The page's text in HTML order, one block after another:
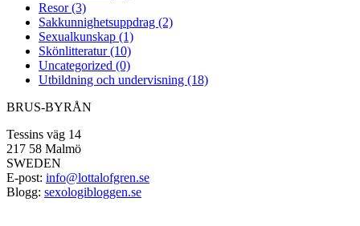
Resor (3)
Sakkunnighetsuppdrag (2)
Sexualkunskap (1)
Skönlitteratur (10)
Uncategorized (0)
Utbildning och undervisning (18)
BRUS-BYRÅN
Tessins väg 14
217 58 Malmö
SWEDEN
E-post: info@lottalofgren.se
Blogg: sexologibloggen.se